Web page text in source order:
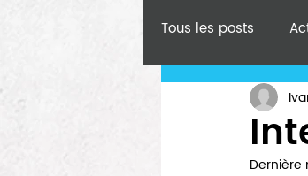
Tous les posts
Dernière